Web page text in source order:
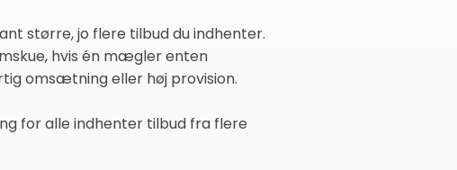
større, jo flere tilbud du indhenter.
hvis én mægler enten
omsætning eller høj provision.
for alle indhenter tilbud fra flere